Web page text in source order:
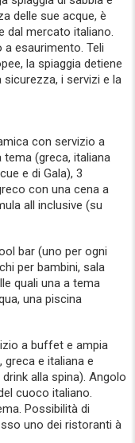
delle sue acque, è
dal mercato italiano.
esaurimento. Teli
la spiaggia detiene
sicurezza, i servizi e la
con servizio a
(greca, italiana
e di Gala), 3
con una cena a
all inclusive (su
bar (uno per ogni
per bambini, sala
quali una a tema
una piscina
a buffet e ampia
greca e italiana e
alla spina). Angolo
cuoco italiano.
Possibilità di
uno dei ristoranti à